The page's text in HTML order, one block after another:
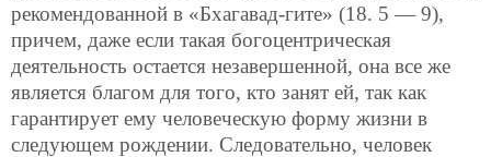
рекомендованной в «Бхагавад-гите» (18. 5 — 9),
причем, даже если такая богоцентрическая
деятельность остается незавершенной, она все же
является благом для того, кто занят ей, так как
гарантирует ему человеческую форму жизни в
следующем рождении. Следовательно, человек